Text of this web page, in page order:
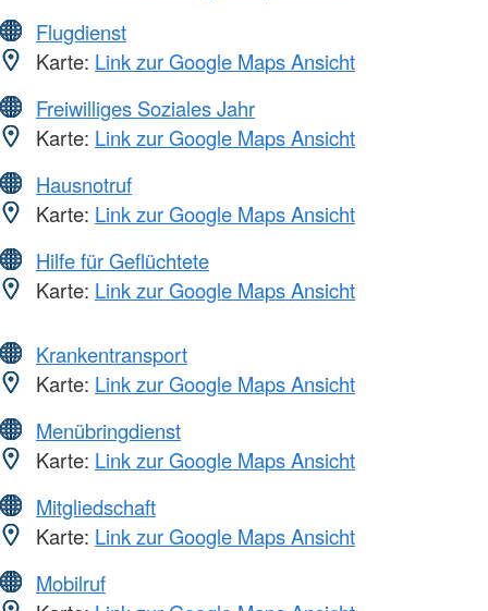
Flugdienst
Karte: Link zur Google Maps Ansicht
Freiwilliges Soziales Jahr
Karte: Link zur Google Maps Ansicht
Hausnotruf
Karte: Link zur Google Maps Ansicht
Hilfe für Geflüchtete
Karte: Link zur Google Maps Ansicht
Krankentransport
Karte: Link zur Google Maps Ansicht
Menübringdienst
Karte: Link zur Google Maps Ansicht
Mitgliedschaft
Karte: Link zur Google Maps Ansicht
Mobilruf